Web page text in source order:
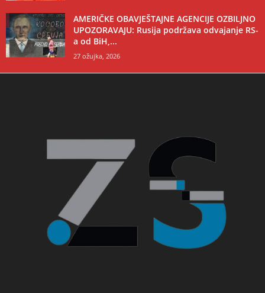
AMERIČKE OBAVJEŠTAJNE AGENCIJE OZBILJNO
UPOZORAVAJU: Rusija podržava odvajanje RS-
a od BiH,...
27 ožujka, 2026